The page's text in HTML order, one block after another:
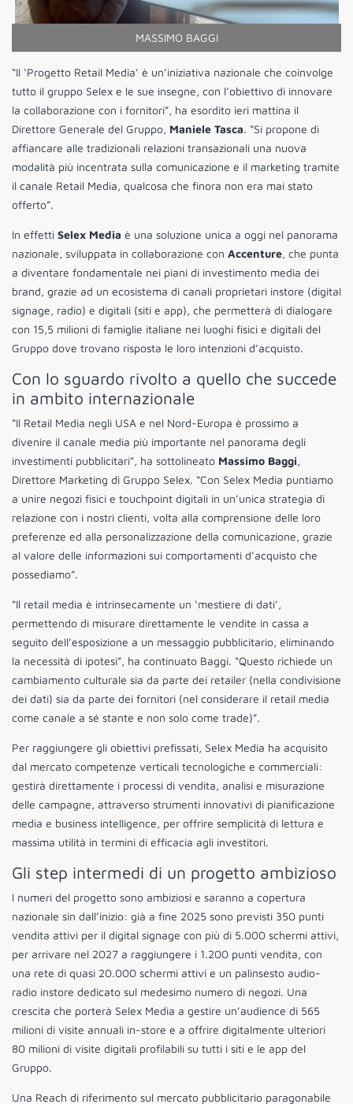
MASSIMO BAGGI
“Il ‘Progetto Retail Media’ è un’iniziativa nazionale che coinvolge
tutto il gruppo Selex e le sue insegne, con l’obiettivo di innovare
la collaborazione con i fornitori”, ha esordito ieri mattina il
Direttore Generale del Gruppo, Maniele Tasca. “Si propone di
affiancare alle tradizionali relazioni transazionali una nuova
modalità più incentrata sulla comunicazione e il marketing tramite
il canale Retail Media, qualcosa che finora non era mai stato
offerto”.
In effetti Selex Media è una soluzione unica a oggi nel panorama
nazionale, sviluppata in collaborazione con Accenture, che punta
a diventare fondamentale nei piani di investimento media dei
brand, grazie ad un ecosistema di canali proprietari instore (digital
signage, radio) e digitali (siti e app), che permetterà di dialogare
con 15,5 milioni di famiglie italiane nei luoghi fisici e digitali del
Gruppo dove trovano risposta le loro intenzioni d’acquisto.
Con lo sguardo rivolto a quello che succede
in ambito internazionale
“Il Retail Media negli USA e nel Nord-Europa è prossimo a
divenire il canale media più importante nel panorama degli
investimenti pubblicitari”, ha sottolineato Massimo Baggi,
Direttore Marketing di Gruppo Selex. “Con Selex Media puntiamo
a unire negozi fisici e touchpoint digitali in un’unica strategia di
relazione con i nostri clienti, volta alla comprensione delle loro
preferenze ed alla personalizzazione della comunicazione, grazie
al valore delle informazioni sui comportamenti d’acquisto che
possediamo”.
“Il retail media è intrinsecamente un ‘mestiere di dati’,
permettendo di misurare direttamente le vendite in cassa a
seguito dell’esposizione a un messaggio pubblicitario, eliminando
la necessità di ipotesi”, ha continuato Baggi. “Questo richiede un
cambiamento culturale sia da parte dei retailer (nella condivisione
dei dati) sia da parte dei fornitori (nel considerare il retail media
come canale a sé stante e non solo come trade)”.
Per raggiungere gli obiettivi prefissati, Selex Media ha acquisito
dal mercato competenze verticali tecnologiche e commerciali:
gestirà direttamente i processi di vendita, analisi e misurazione
delle campagne, attraverso strumenti innovativi di pianificazione
media e business intelligence, per offrire semplicità di lettura e
massima utilità in termini di efficacia agli investitori.
Gli step intermedi di un progetto ambizioso
I numeri del progetto sono ambiziosi e saranno a copertura
nazionale sin dall’inizio: già a fine 2025 sono previsti 350 punti
vendita attivi per il digital signage con più di 5.000 schermi attivi,
per arrivare nel 2027 a raggiungere i 1.200 punti vendita, con
una rete di quasi 20.000 schermi attivi e un palinsesto audio-
radio instore dedicato sul medesimo numero di negozi. Una
crescita che porterà Selex Media a gestire un’audience di 565
milioni di visite annuali in-store e a offrire digitalmente ulteriori
80 milioni di visite digitali profilabili su tutti i siti e le app del
Gruppo.
Una Reach di riferimento sul mercato pubblicitario paragonabile